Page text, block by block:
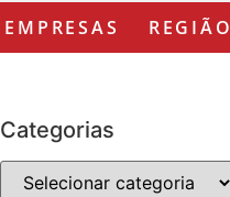
EMPRESAS REGIÃO
Categorias